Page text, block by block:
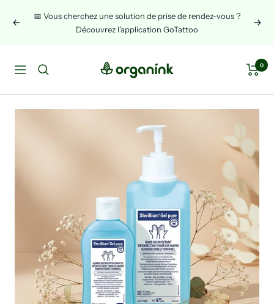
Previous
📅 Vous cherchez une solution de prise de rendez-vous ?
Découvrez l'application GoTattoo
Next
Navigation
Organink 0